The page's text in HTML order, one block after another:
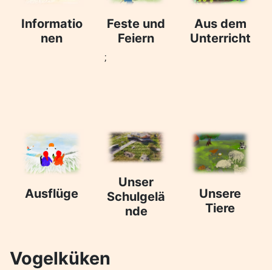
Informatio
nen
Feste und
Feiern
;
Aus dem
Unterricht
Ausflüge
Unser
Schulgelä
nde
Unsere
Tiere
Vogelküken